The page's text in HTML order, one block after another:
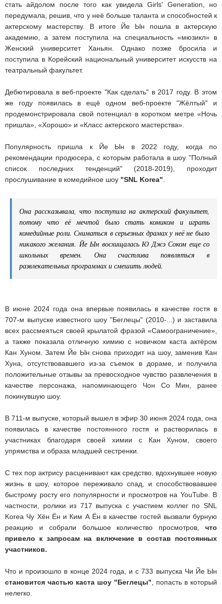
стать айдолом после того как увидела Girls' Generation, но
передумала, решив, что у неё больше таланта и способностей к
актерскому мастерству. В итоге Йе Ын пошла в актерскую
академию, а затем поступила на специальность «мюзикл» в
Женский университет Ханьян. Однако позже бросила и
поступила в Корейский национальный университет искусств на
театральный факультет.
Дебютировала в веб-проекте "Как сделать" в 2017 году. В этом
же году появилась в ещё одном веб-проекте "Жёлтый" и
продемонстрировала свой потенциал в коротком метре «Ночь
пришла», «Хорошо» и «Класс актерского мастерства».
Популярность пришла к Йе Ын в 2022 году, когда по
рекомендации продюсера, с которым работала в шоу "Полный
список последних тенденций" (2018-2019), проходит
прослушивание в комедийное шоу "SNL Korea"
Она рассказывала, что поступила на актерский факультет,
потому что её мечтой было стать комиком и играть
комедийные роли. Сниматься в серьезных драмах у неё не было
никакого желания. Йе Ын восхищалась Ю Джэ Соком еще со
школьных времен. Она счастлива появляться в
развлекательных программах и смешить людей.
В июне 2024 года она впервые появилась в качестве гостя в
707-м выпуске известного шоу "Беглецы" (2010-...) и заставила
всех рассмеяться своей крылатой фразой «Самоограничение»,
а также показала отличную химию с новичком каста актёром
Кан Хуном. Затем Йе Ын снова приходит на шоу, заменив Кан
Хуна, отсутствовавшего из-за съемок в дораме, и получила
положительные отзывы за превосходное чувство развлечения в
качестве персонажа, напоминающего Чон Со Мин, ранее
покинувшую шоу.
В 711-м выпуске, который вышел в эфир 30 июня 2024 года, она
появилась в качестве постоянного гостя и растворилась в
участниках благодаря своей химии с Кан Хуном, своего
упрямства и образа младшей сестренки.
С тех пор актрису расценивают как средство, вдохнувшее новую
жизнь в шоу, которое переживало спад, и способствовавшее
быстрому росту его популярности и просмотров на YouTube. В
частности, ролики из 717 выпуска с участием коллег по SNL
Korea Чу Хён Ён и Ким А Ён в качестве гостей вызвали бурную
реакцию и собрали большое количество просмотров, что
привело к запросам на включение в состав постоянных
участников.
Что и произошло в конце 2024 года, и с 733 выпуска Чи Йе Ын
становится частью каста шоу "Беглецы" , попасть в который
нелегко.